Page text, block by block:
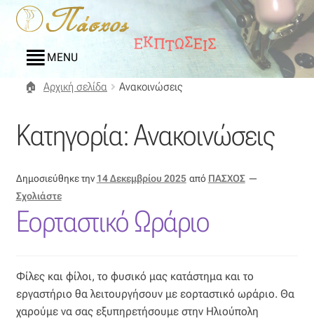
Απευθείας
μετάβαση
στην
πλοήγηση
Μετάβαση
σε
περιεχόμενο
MENU
Αρχική
Blog
Αγαπημένα
Αποστολές
Επικοινωνία
Επιστροφές
Αρχική σελίδα Ανακοινώσεις
Κατηγορία:Ανακοινώσεις
Δημοσιεύθηκε την 14 Δεκεμβρίου 2025 από ΠΑΣΧΟΣ —
Σχολιάστε
Εορταστικό Ωράριο
Φίλες και φίλοι, το φυσικό μας κατάστημα και το
εργαστήριο θα λειτουργήσουν με εορταστικό ωράριο. Θα
χαρούμε να σας εξυπηρετήσουμε στην Ηλιούπολη